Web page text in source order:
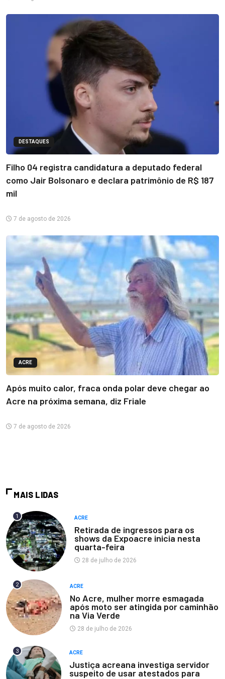
DESTAQUES
Filho 04 registra candidatura a deputado federal
como Jair Bolsonaro e declara patrimônio de R$ 187
mil
7 de agosto de 2026
ACRE
Após muito calor, fraca onda polar deve chegar ao
Acre na próxima semana, diz Friale
7 de agosto de 2026
MAIS LIDAS
1 ACRE
Retirada de ingressos para os
shows da Expoacre inicia nesta
quarta-feira
28 de julho de 2026
2 ACRE
No Acre, mulher morre esmagada
após moto ser atingida por caminhão
na Via Verde
28 de julho de 2026
3 ACRE
Justiça acreana investiga servidor
suspeito de usar atestados para